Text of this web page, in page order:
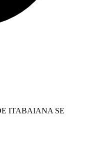
ITABAIANA SE